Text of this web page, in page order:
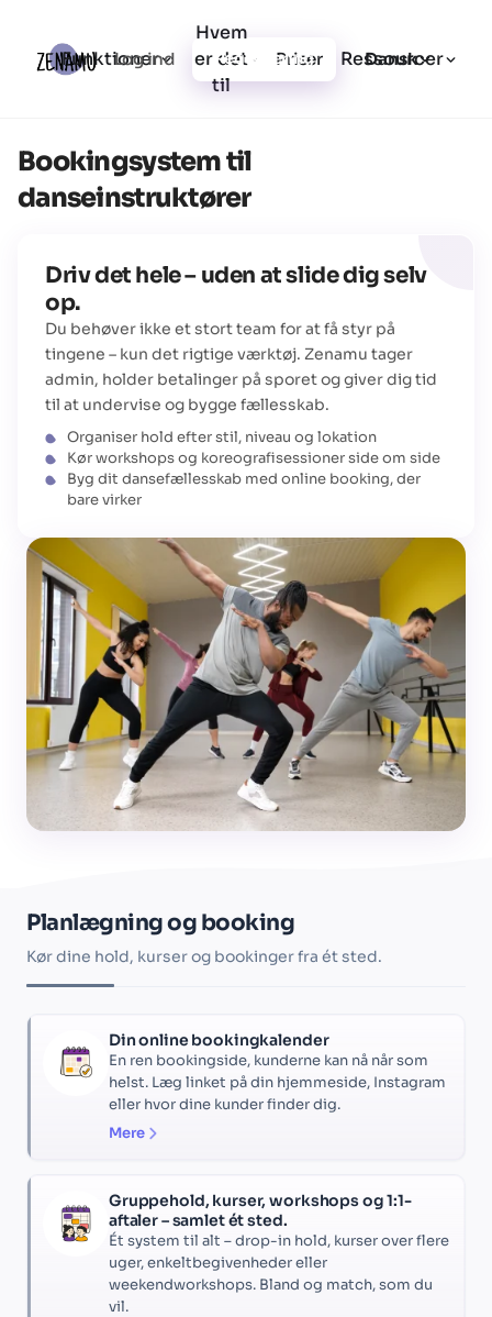
Funktioner
Hvem
er det
til
Priser Ressourcer
Log ind Registrering Dansk
Bookingsystem til
danseinstruktører
Driv det hele – uden at slide dig selv
op.
Du behøver ikke et stort team for at få styr på
tingene – kun det rigtige værktøj. Zenamu tager
admin, holder betalinger på sporet og giver dig tid
til at undervise og bygge fællesskab.
Organiser hold efter stil, niveau og lokation
Kør workshops og koreografisessioner side om side
Byg dit dansefællesskab med online booking, der
bare virker
Planlægning og booking
Kør dine hold, kurser og bookinger fra ét sted.
Din online bookingkalender
En ren bookingside, kunderne kan nå når som
helst. Læg linket på din hjemmeside, Instagram
eller hvor dine kunder finder dig.
Mere
Gruppehold, kurser, workshops og 1:1-
aftaler – samlet ét sted.
Ét system til alt – drop-in hold, kurser over flere
uger, enkeltbegivenheder eller
weekendworkshops. Bland og match, som du
vil.